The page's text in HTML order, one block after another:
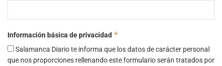
Información básica de privacidad *
Salamanca Diario te informa que los datos de carácter personal
que nos proporciones rellenando este formulario serán tratados por